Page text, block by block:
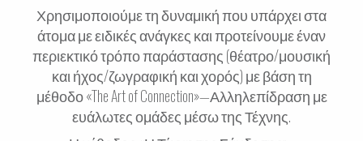
Χρησιμοποιούμε τη δυναμική που υπάρχει στα
άτομα με ειδικές ανάγκες και προτείνουμε έναν
περιεκτικό τρόπο παράστασης (θέατρο/μουσική
και ήχος/ζωγραφική και χορός) με βάση τη
μέθοδο «The Art of Connection»—Αλληλεπίδραση με
ευάλωτες ομάδες μέσω της Τέχνης.